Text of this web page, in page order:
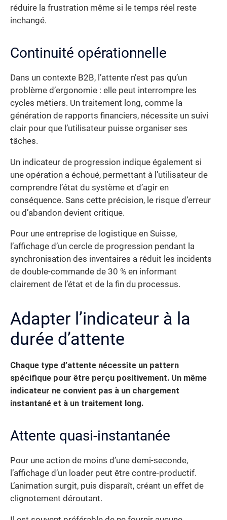
réduire la frustration même si le temps réel reste
inchangé.
Continuité opérationnelle
Dans un contexte B2B, l’attente n’est pas qu’un
problème d’ergonomie : elle peut interrompre les
cycles métiers. Un traitement long, comme la
génération de rapports financiers, nécessite un suivi
clair pour que l’utilisateur puisse organiser ses
tâches.
Un indicateur de progression indique également si
une opération a échoué, permettant à l’utilisateur de
comprendre l’état du système et d’agir en
conséquence. Sans cette précision, le risque d’erreur
ou d’abandon devient critique.
Pour une entreprise de logistique en Suisse,
l’affichage d’un cercle de progression pendant la
synchronisation des inventaires a réduit les incidents
de double-commande de 30 % en informant
clairement de l’état et de la fin du processus.
Adapter l’indicateur à la
durée d’attente
Chaque type d’attente nécessite un pattern
spécifique pour être perçu positivement. Un même
indicateur ne convient pas à un chargement
instantané et à un traitement long.
Attente quasi-instantanée
Pour une action de moins d’une demi-seconde,
l’affichage d’un loader peut être contre-productif.
L’animation surgit, puis disparaît, créant un effet de
clignotement déroutant.